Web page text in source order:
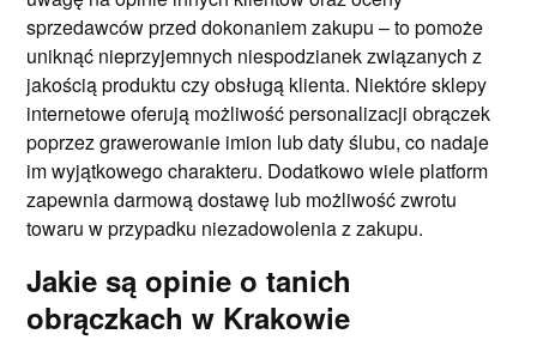
sprzedawców przed dokonaniem zakupu – to pomoże
uniknąć nieprzyjemnych niespodzianek związanych z
jakością produktu czy obsługą klienta. Niektóre sklepy
internetowe oferują możliwość personalizacji obrączek
poprzez grawerowanie imion lub daty ślubu, co nadaje
im wyjątkowego charakteru. Dodatkowo wiele platform
zapewnia darmową dostawę lub możliwość zwrotu
towaru w przypadku niezadowolenia z zakupu.
Jakie są opinie o tanich
obrączkach w Krakowie